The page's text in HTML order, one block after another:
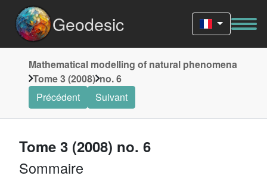
Geodesic
Mathematical modelling of natural phenomena
Tome 3 (2008) no. 6
Précédent
Suivant
Tome 3 (2008) no. 6
Sommaire